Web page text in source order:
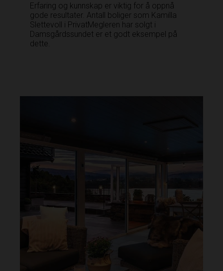
Erfaring og kunnskap er viktig for å oppnå
gode resultater. Antall boliger som Kamilla
Slettevoll i PrivatMegleren har solgt i
Damsgårdssundet er et godt eksempel på
dette.